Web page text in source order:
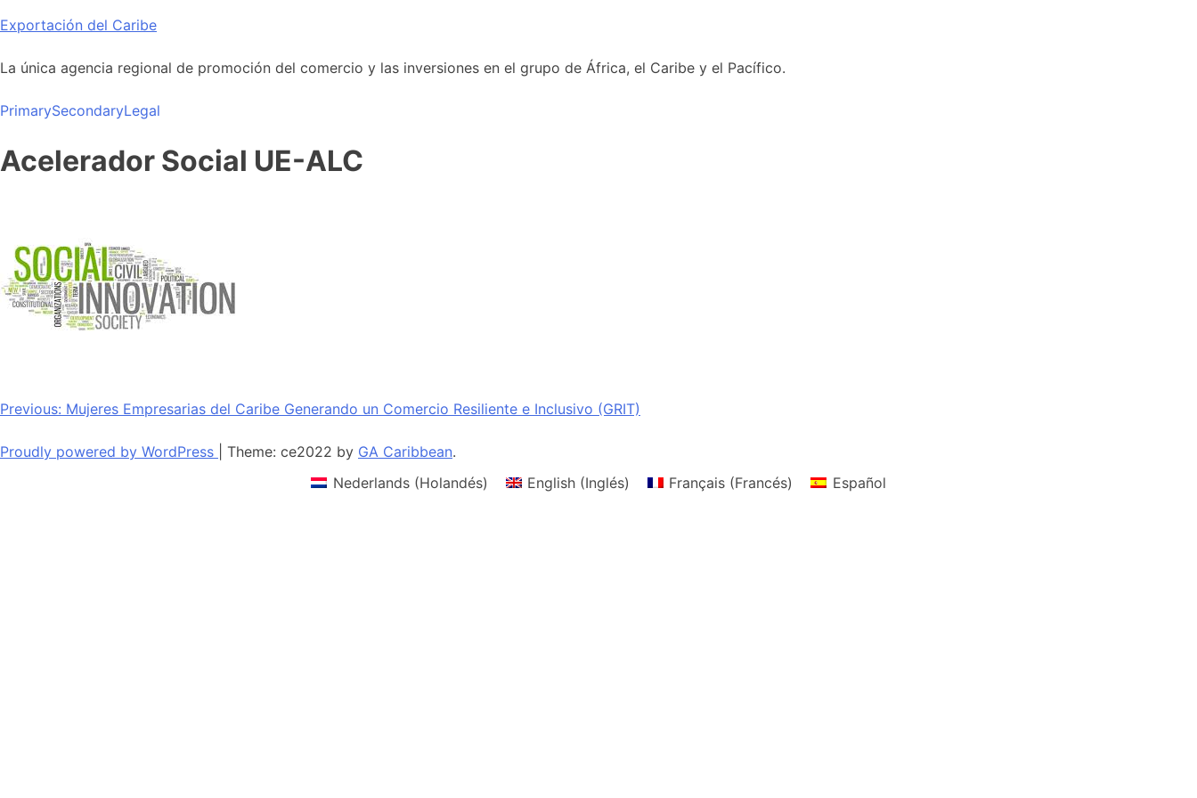
Skip
content
Exportación del Caribe
La única agencia regional de promoción del comercio y las inversiones en el grupo de África, el Caribe y el Pacífico.
PrimarySecondaryLegal
Acelerador Social UE-ALC
Navegación
de
Previous: Mujeres Empresarias del Caribe Generando un Comercio Resiliente e Inclusivo (GRIT)
Proudly powered by WordPress Theme: ce2022 by GA Caribbean.
Nederlands(Holandés) English (Inglés) Français (Francés) Español